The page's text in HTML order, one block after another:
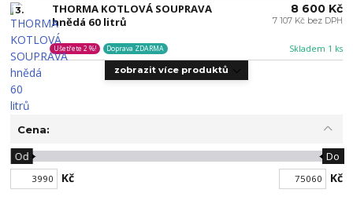
3.
THORMA KOTLOVÁ SOUPRAVA
hnědá 60 litrů
Skladem 1 ks
Ušetřete 2 %! Doprava ZDARMA
8 600 Kč
7 107 Kč bez DPH
zobrazit více produktů
Cena:
Kč
Od Do
Kč